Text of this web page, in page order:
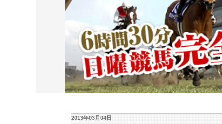
2013年03月04日